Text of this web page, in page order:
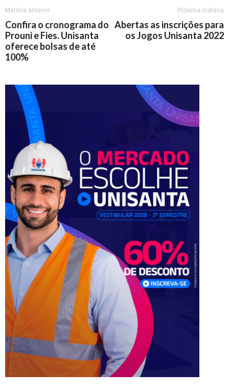
Matéria anterior
Confira o cronograma do
Prouni e Fies. Unisanta
oferece bolsas de até
100%
Próxima matéria
Abertas as inscrições para
os Jogos Unisanta 2022